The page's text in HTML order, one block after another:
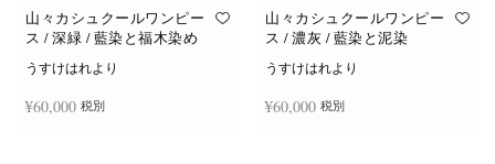
山々カシュクールワンピー
ス / 深緑 / 藍染と福木染め
うすけはれより
¥60,000 税別
山々カシュクールワンピー
ス / 濃灰 / 藍染と泥染
うすけはれより
¥60,000 税別